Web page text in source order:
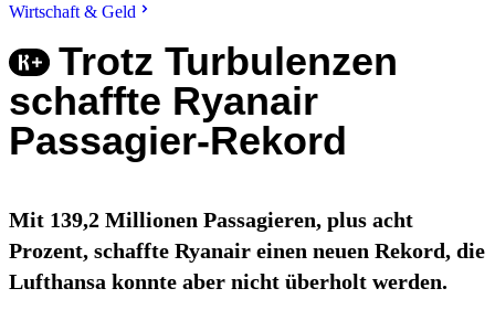
Wirtschaft & Geld
Trotz Turbulenzen
schaffte Ryanair
Passagier-Rekord
Mit 139,2 Millionen Passagieren, plus acht
Prozent, schaffte Ryanair einen neuen Rekord, die
Lufthansa konnte aber nicht überholt werden.